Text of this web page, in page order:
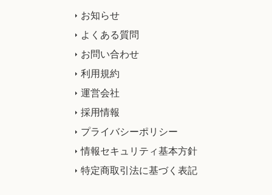
お知らせ
よくある質問
お問い合わせ
利用規約
運営会社
採用情報
プライバシーポリシー
情報セキュリティ基本方針
特定商取引法に基づく表記